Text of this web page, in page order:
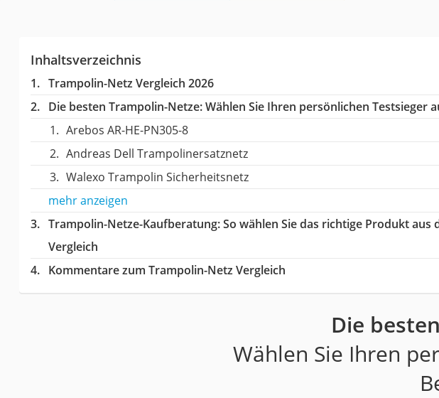
Inhaltsverzeichnis
Trampolin-Netz Vergleich 2026
Die besten Trampolin-Netze:Wählen Sie Ihren persönlichen Testsieger
Arebos AR-HE-PN305-8
Andreas Dell Trampolinersatznetz
Walexo Trampolin Sicherheitsnetz
mehr anzeigen
Trampolin-Netze-Kaufberatung: So wählen Sie das richtige Produkt
Vergleich
Kommentare zum Trampolin-Netz Vergleich
Die
Wählen Sie Ihren